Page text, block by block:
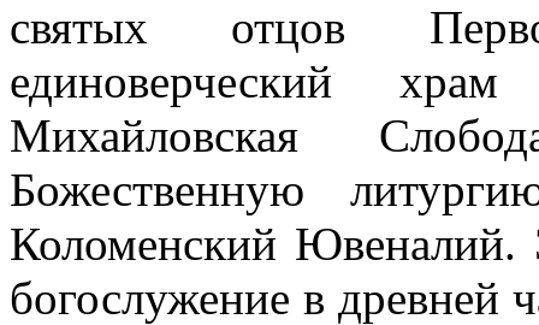
святых отцов
единоверческий
Михайловская
Божественную
Коломенский Ювеналий.
богослужение в древней